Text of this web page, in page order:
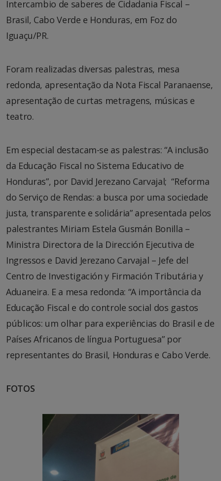
Intercambio de saberes de Cidadania Fiscal –
Brasil, Cabo Verde e Honduras, em Foz do
Iguaçu/PR.
Foram realizadas diversas palestras, mesa
redonda, apresentação da Nota Fiscal Paranaense,
apresentação de curtas metragens, músicas e
teatro.
Em especial destacam-se as palestras: “A inclusão
da Educação Fiscal no Sistema Educativo de
Honduras”, por David Jerezano Carvajal; “Reforma
do Serviço de Rendas: a busca por uma sociedade
justa, transparente e solidária” apresentada pelos
palestrantes Miriam Estela Gusmán Bonilla –
Ministra Directora de la Dirección Ejecutiva de
Ingressos e David Jerezano Carvajal – Jefe del
Centro de Investigación y Firmación Tributária y
Aduaneira. E a mesa redonda: “A importância da
Educação Fiscal e do controle social dos gastos
públicos: um olhar para experiências do Brasil e de
Países Africanos de língua Portuguesa” por
representantes do Brasil, Honduras e Cabo Verde.
FOTOS